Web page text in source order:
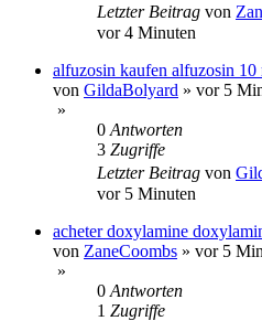
Letzter Beitrag von
vor 4 Minuten
alfuzosin kaufen alfuzosin 10
von GildaBolyard » vor 5
»
0 Antworten
3 Zugriffe
Letzter Beitrag von
vor 5 Minuten
acheter doxylamine
von ZaneCoombs » vor 5
»
0 Antworten
1 Zugriffe